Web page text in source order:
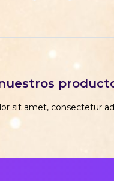
sit amet, consectetur